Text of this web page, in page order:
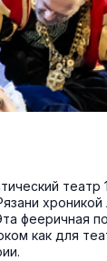
театр
фееричная
как для